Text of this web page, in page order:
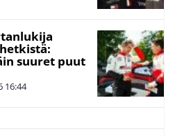
suuret puut
16:44